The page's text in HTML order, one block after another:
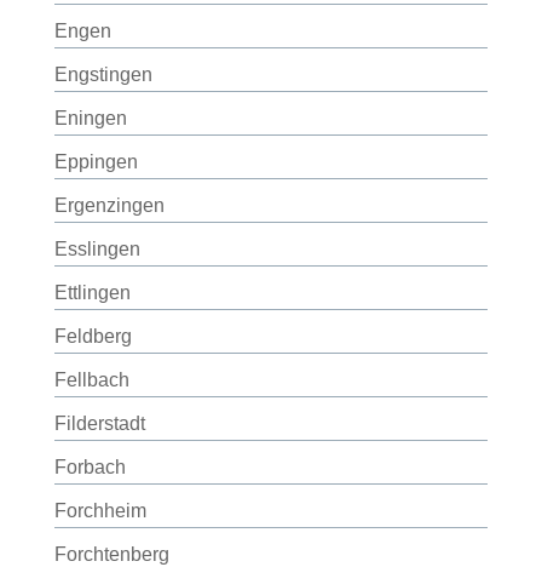
Engen
Engstingen
Eningen
Eppingen
Ergenzingen
Esslingen
Ettlingen
Feldberg
Fellbach
Filderstadt
Forbach
Forchheim
Forchtenberg